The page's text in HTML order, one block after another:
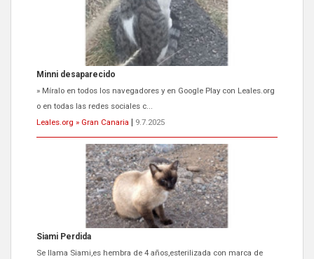
Minni desaparecido
» Míralo en todos los navegadores y en Google Play con Leales.org
o en todas las redes sociales c...
Leales.org » Gran Canaria
9.7.2025
Siami Perdida
Se llama Siami,es hembra de 4 años,esterilizada con marca de